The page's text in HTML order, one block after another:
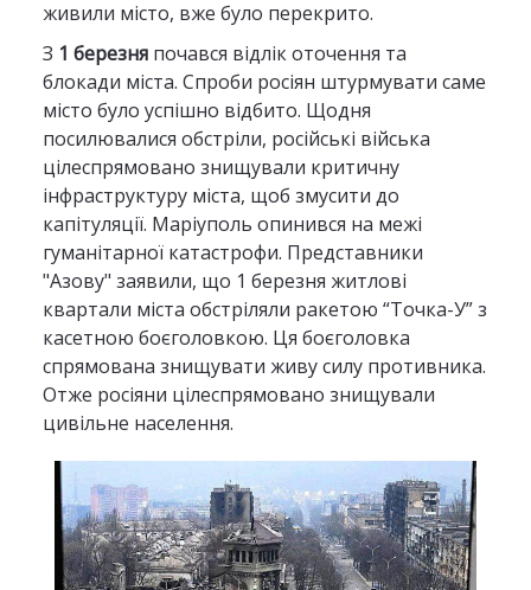
живили місто, вже було перекрито.
З 1 березняпочався відлік оточення та
блокади міста. Спроби росіян штурмувати саме
місто було успішно відбито. Щодня
посилювалися обстріли, російські війська
цілеспрямовано знищували критичну
інфраструктуру міста, щоб змусити до
капітуляції. Маріуполь опинився на межі
гуманітарної катастрофи. Представники
"Азову" заявили, що 1 березня житлові
квартали міста обстріляли ракетою “Точка-У” з
касетною боєголовкою. Ця боєголовка
спрямована знищувати живу силу противника.
Отже росіяни цілеспрямовано знищували
цивільне населення.